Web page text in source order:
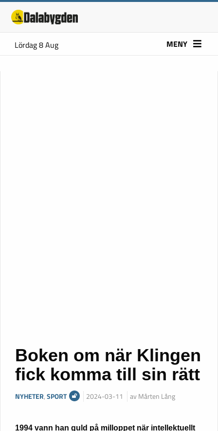
Lördag 8 Aug MENY
Boken om när Klingen
fick komma till sin rätt
NYHETER,SPORT 2024-03-11 av Mårten Lång
1994 vann han guld på milloppet när intellektuellt